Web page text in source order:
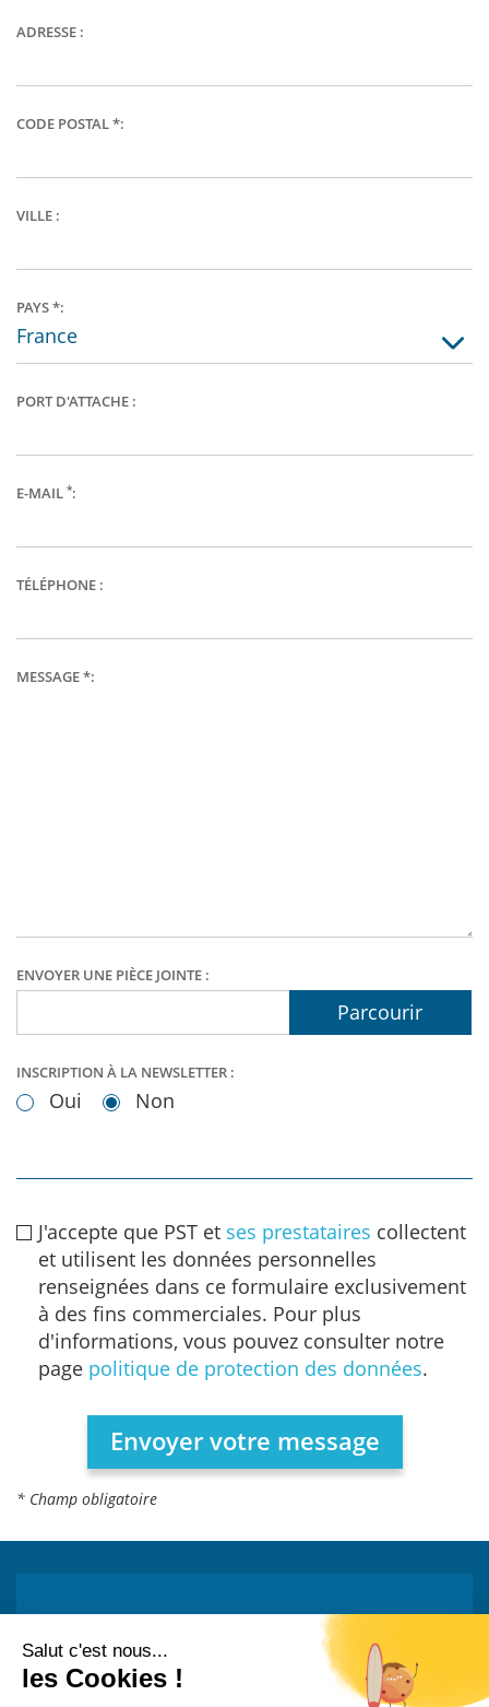
ADRESSE :
CODE POSTAL *:
VILLE :
PAYS *:
PORT D'ATTACHE :
E-MAIL *:
TÉLÉPHONE :
MESSAGE *:
ENVOYER UNE PIÈCE JOINTE :
Parcourir
INSCRIPTION À LA NEWSLETTER :
Oui Non
J'accepte que PST et ses prestataires collectent
et utilisent les données personnelles
renseignées dans ce formulaire exclusivement
à des fins commerciales. Pour plus
d'informations, vous pouvez consulter notre
page politique de protection des données.
* Champ obligatoire
Abonnez-vous à la newsletter et recevez
toutes les actualités de PST